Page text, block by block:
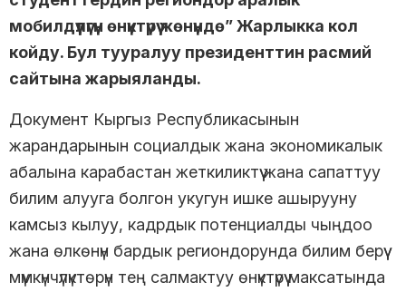
мобилдүүлүгүн өнүктүрүү жөнүндө” Жарлыкка кол
койду. Бул тууралуу президенттин расмий
сайтына жарыяланды.
Документ Кыргыз Республикасынын
жарандарынын социалдык жана экономикалык
абалына карабастан жеткиликтүү жана сапаттуу
билим алууга болгон укугун ишке ашырууну
камсыз кылуу, кадрдык потенциалды чыңдоо
жана өлкөнүн бардык региондорунда билим берүү
мүмкүнчүлүктөрүн тең салмактуу өнүктүрүү максатында